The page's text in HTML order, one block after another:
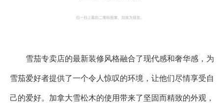
雪茄专卖店的最新装修风格融合了现代感和奢华感，为
雪茄爱好者提供了一个令人惊叹的环境，让他们尽情享受自
己的爱好。加拿大雪松木的使用带来了坚固而精致的外观，